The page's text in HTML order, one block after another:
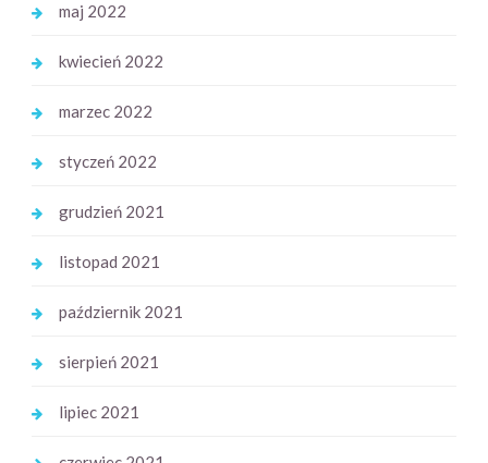
maj 2022
kwiecień 2022
marzec 2022
styczeń 2022
grudzień 2021
listopad 2021
październik 2021
sierpień 2021
lipiec 2021